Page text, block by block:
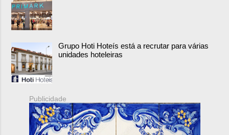
Grupo Hoti Hoteís está a recrutar para várias
unidades hoteleiras
Publicidade